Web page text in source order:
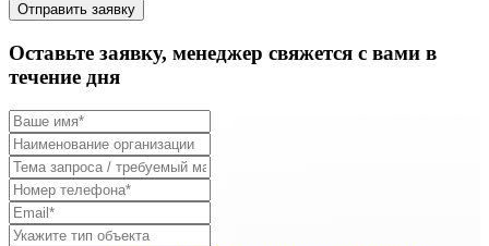
Отправить заявку
Оставьте заявку, менеджер свяжется с вами в
течение дня